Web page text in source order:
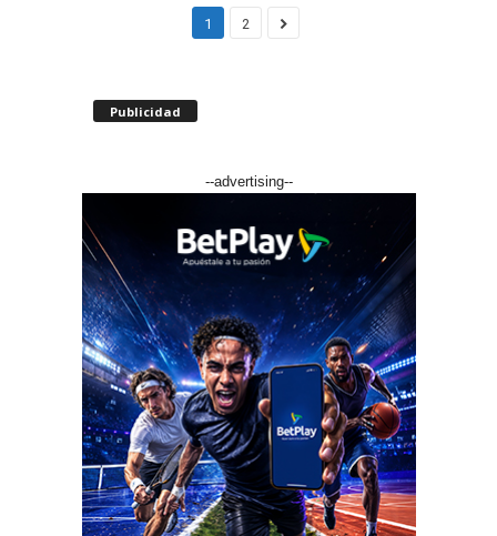
1 2
Publicidad
--advertising--